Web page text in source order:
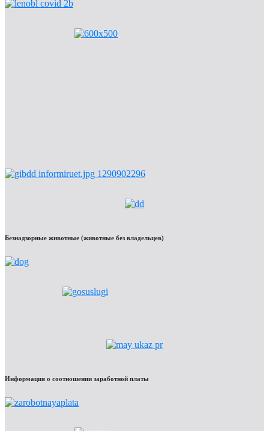
Безнадзорные животные (животные без владельцев)
Информация о соотношении заработной платы